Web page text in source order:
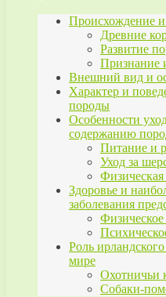
Происхождение
Древние
Развитие
Признание
Внешний вид и
Характер и
породы
Особенности
содержанию
Питание и
Уход за
Здоровье и
заболевания
Роль
мире
Охотничьи
Собаки-